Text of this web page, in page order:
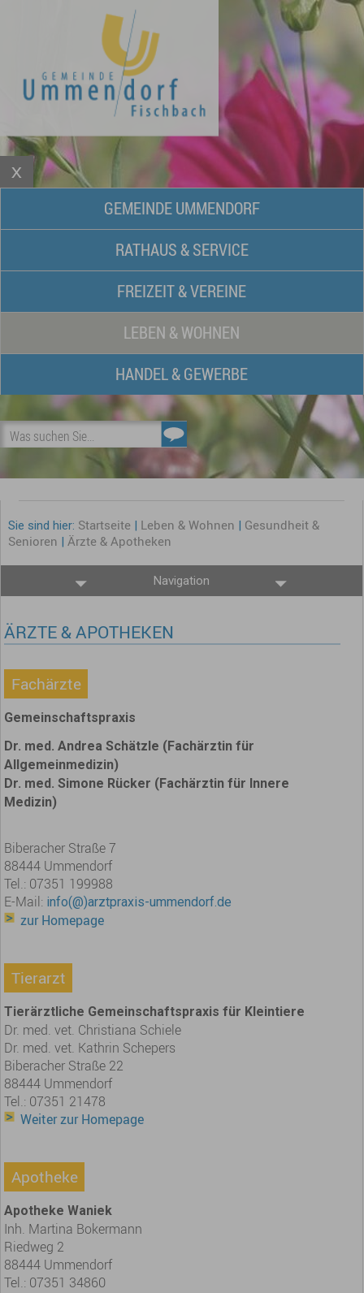
GEMEINDE UMMENDORF
RATHAUS & SERVICE
FREIZEIT & VEREINE
LEBEN & WOHNEN
HANDEL & GEWERBE
Was suchen Sie...
Sie sind hier: Startseite | Leben & Wohnen | Gesundheit &
Senioren | Ärzte & Apotheken
Navigation
ÄRZTE & APOTHEKEN
Fachärzte
Gemeinschaftspraxis
Dr. med. Andrea Schätzle (Fachärztin für
Allgemeinmedizin)
Dr. med. Simone Rücker (Fachärztin für Innere
Medizin)
Biberacher Straße 7
88444 Ummendorf
Tel.: 07351 199988
E-Mail: info(@)arztpraxis-ummendorf.de
zur Homepage
Tierarzt
Tierärztliche Gemeinschaftspraxis für Kleintiere
Dr. med. vet. Christiana Schiele
Dr. med. vet. Kathrin Schepers
Biberacher Straße 22
88444 Ummendorf
Tel.: 07351 21478
Weiter zur Homepage
Apotheke
Apotheke Waniek
Inh. Martina Bokermann
Riedweg 2
88444 Ummendorf
Tel.: 07351 34860